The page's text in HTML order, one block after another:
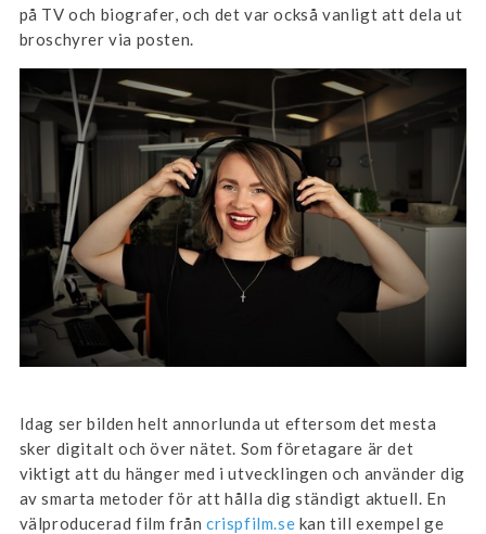
på TV och biografer, och det var också vanligt att dela ut
broschyrer via posten.
Idag ser bilden helt annorlunda ut eftersom det mesta
sker digitalt och över nätet. Som företagare är det
viktigt att du hänger med i utvecklingen och använder dig
av smarta metoder för att hålla dig ständigt aktuell. En
välproducerad film från crispfilm.se kan till exempel ge